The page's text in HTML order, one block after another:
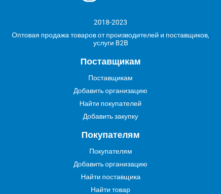
2018-2023
Оптовая продажа товаров от производителей и поставщиков,
услуги B2B
Поставщикам
Поставщикам
Добавить организацию
Найти покупателей
Добавить закупку
Покупателям
Покупателям
Добавить организацию
Найти поставщика
Найти товар